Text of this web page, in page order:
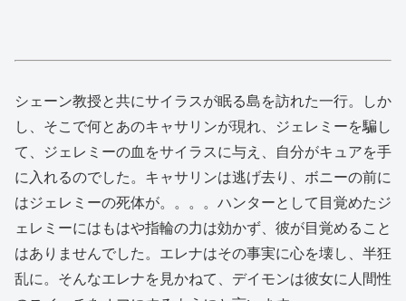
シェーン教授と共にサイラスが眠る島を訪れた一行。しか
し、そこで何とあのキャサリンが現れ、ジェレミーを騙し
て、ジェレミーの血をサイラスに与え、自分がキュアを手
に入れるのでした。キャサリンは逃げ去り、ボニーの前に
はジェレミーの死体が。。。。ハンターとして目覚めたジ
ェレミーにはもはや指輪の力は効かず、彼が目覚めること
はありませんでした。エレナはその事実に心を壊し、半狂
乱に。そんなエレナを見かねて、デイモンは彼女に人間性